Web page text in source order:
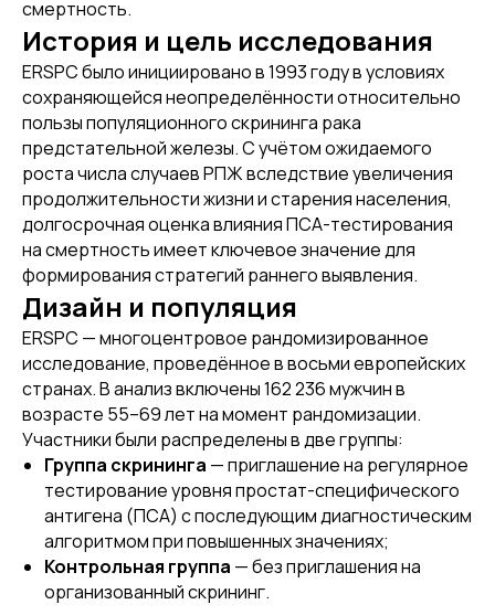
смертность.
История и цель исследования
ERSPC было инициировано в 1993 году в условиях
сохраняющейся неопределённости относительно
пользы популяционного скрининга рака
предстательной железы. С учётом ожидаемого
роста числа случаев РПЖ вследствие увеличения
продолжительности жизни и старения населения,
долгосрочная оценка влияния ПСА-тестирования
на смертность имеет ключевое значение для
формирования стратегий раннего выявления.
Дизайн и популяция
ERSPC — многоцентровое рандомизированное
исследование, проведённое в восьми европейских
странах. В анализ включены 162 236 мужчин в
возрасте 55–69 лет на момент рандомизации.
Участники были распределены в две группы:
Группа скрининга — приглашение на регулярное
тестирование уровня простат-специфического
антигена (ПСА) с последующим диагностическим
алгоритмом при повышенных значениях;
Контрольная группа — без приглашения на
организованный скрининг.